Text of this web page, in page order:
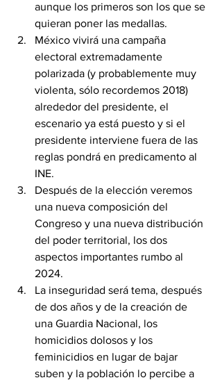
aunque los primeros son los que se
quieran poner las medallas.
México vivirá una campaña
electoral extremadamente
polarizada (y probablemente muy
violenta, sólo recordemos 2018)
alrededor del presidente, el
escenario ya está puesto y si el
presidente interviene fuera de las
reglas pondrá en predicamento al
INE.
Después de la elección veremos
una nueva composición del
Congreso y una nueva distribución
del poder territorial, los dos
aspectos importantes rumbo al
2024.
La inseguridad será tema, después
de dos años y de la creación de
una Guardia Nacional, los
homicidios dolosos y los
feminicidios en lugar de bajar
suben y la población lo percibe a